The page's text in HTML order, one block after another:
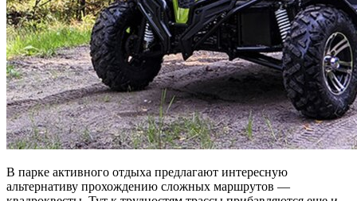
В парке активного отдыха предлагают интересную
альтернативу прохождению сложных маршрутов —